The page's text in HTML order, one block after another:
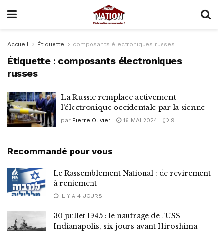
Accueil Étiquette composants électroniques russes
Étiquette : composants électroniques
russes
La Russie remplace activement
l’électronique occidentale par la sienne
par Pierre Olivier 16 MAI 2024 9
Recommandé pour vous
Le Rassemblement National : de revirement
à reniement
IL Y A 4 JOURS
30 juillet 1945 : le naufrage de l’USS
Indianapolis, six jours avant Hiroshima